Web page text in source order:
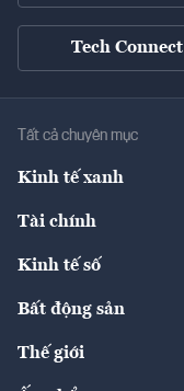
Tech Connect
Tất cả chuyên mục
Kinh tế xanh
Diễn đàn
Tài chính
Ngân hàng
Bảo hiểm
Kinh tế số
Sản phẩm - Thị trường
Bất động sản
Chính sách
Thế giới
Kinh tế